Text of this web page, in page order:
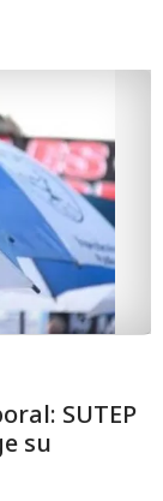
SUTEP
su